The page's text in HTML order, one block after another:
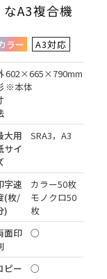
なA3複合機
ラー A3対応
602×665×790mm
※本体
大用
サイ
SRA3，A3
字速
(枚/
)
カラー50枚
モノクロ50
枚
面印
○
ピー
○